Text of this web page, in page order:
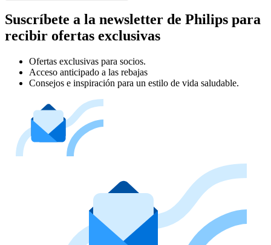
Suscríbete a la newsletter de Philips para
recibir ofertas exclusivas
Ofertas exclusivas para socios.
Acceso anticipado a las rebajas
Consejos e inspiración para un estilo de vida saludable.